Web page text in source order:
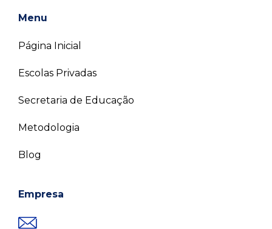
Menu
Página Inicial
Escolas Privadas
Secretaria de Educação
Metodologia
Blog
Empresa